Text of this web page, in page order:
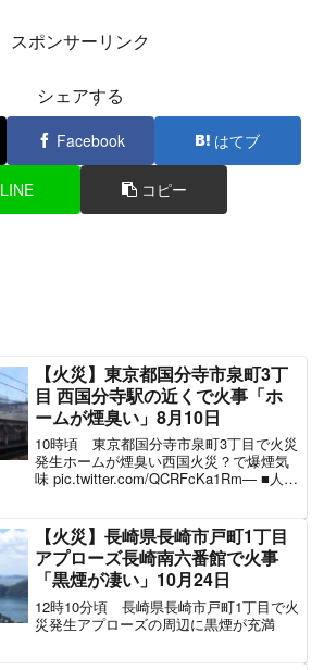
スポンサーリンク
シェアする
Facebook はてブ
LINE コピー
【火災】東京都国分寺市泉町3丁
目 西国分寺駅の近くで火事「ホ
ームが煙臭い」8月10日
10時頃 東京都国分寺市泉町3丁目で火災
発生ホームが煙臭い西国火災？で爆煙気
味 pic.twitter.com/QCRFcKa1Rm— ■人生
【火災】長崎県長崎市戸町1丁目
アプローズ長崎南六番館で火事
「黒煙が凄い」10月24日
12時10分頃 長崎県長崎市戸町1丁目で火
災発生アプローズの周辺に黒煙が充満